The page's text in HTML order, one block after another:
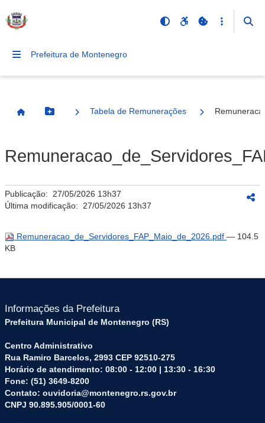
Prefeitura de Montenegro
Página InicialBotão Menu
Tabela de Remunerações
Publicação: 27/05/2026 13h37
Última modificação: 27/05/2026 13h37
Remuneracao_de_Servidores_FAP_Maio_de_2026.pdf — 104.5
KB
Informações da Prefeitura
Prefeitura Municipal de Montenegro (RS)
Centro Administrativo
Rua Ramiro Barcelos, 2993 CEP 92510-275
Horário de atendimento: 08:00 - 12:00 | 13:30 - 16:30
Fone: (51) 3649-8200
Contato: ouvidoria@montenegro.rs.gov.br
CNPJ 90.895.905/0001-60